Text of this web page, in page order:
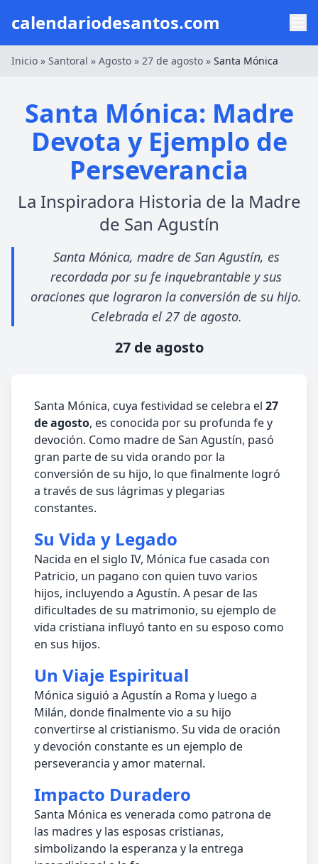
calendariodesantos.com
Inicio » Santoral » Agosto » 27 de agosto » Santa Mónica
Santa Mónica: Madre
Devota y Ejemplo de
Perseverancia
La Inspiradora Historia de la Madre
de San Agustín
Santa Mónica, madre de San Agustín, es
recordada por su fe inquebrantable y sus
oraciones que lograron la conversión de su hijo.
Celebrada el 27 de agosto.
27 de agosto
Santa Mónica, cuya festividad se celebra el 27
de agosto, es conocida por su profunda fe y
devoción. Como madre de San Agustín, pasó
gran parte de su vida orando por la
conversión de su hijo, lo que finalmente logró
a través de sus lágrimas y plegarias
constantes.
Su Vida y Legado
Nacida en el siglo IV, Mónica fue casada con
Patricio, un pagano con quien tuvo varios
hijos, incluyendo a Agustín. A pesar de las
dificultades de su matrimonio, su ejemplo de
vida cristiana influyó tanto en su esposo como
en sus hijos.
Un Viaje Espiritual
Mónica siguió a Agustín a Roma y luego a
Milán, donde finalmente vio a su hijo
convertirse al cristianismo. Su vida de oración
y devoción constante es un ejemplo de
perseverancia y amor maternal.
Impacto Duradero
Santa Mónica es venerada como patrona de
las madres y las esposas cristianas,
simbolizando la esperanza y la entrega